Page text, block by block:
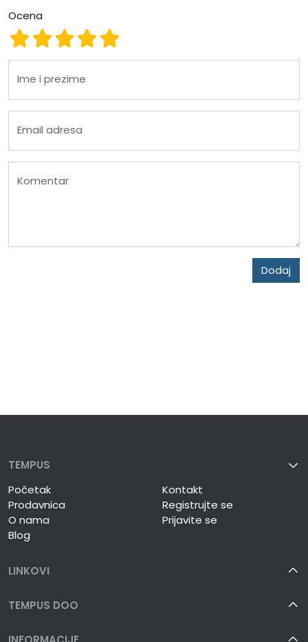
Ocena
Ocena 5
Ocena 4
Ocena 3
Ocena 2
Ocena 1
Ime i prezime
Email adresa
Komentar
Dodaj
TEMPUS
Početak
Prodavnica
O nama
Blog
Kontakt
Registrujte se
Prijavite se
LINKOVI
TEMPUS DOO